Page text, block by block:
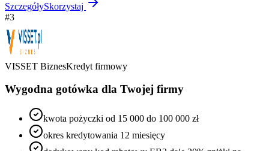
SzczegółySkorzystaj
#3
VISSET BiznesKredyt firmowy
Wygodna gotówka dla Twojej firmy
kwota pożyczki od 15 000 do 100 000 zł
okres kredytowania 12 miesięcy